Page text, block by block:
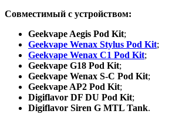
Совместимый с устройством:
Geekvape Aegis Pod Kit;
Geekvape Wenax Stylus Pod Kit;
Geekvape Wenax C1 Pod Kit;
Geekvape G18 Pod Kit;
Geekvape Wenax S-C Pod Kit;
Geekvape AP2 Pod Kit;
Digiflavor DF DU Pod Kit;
Digiflavor Siren G MTL Tank.